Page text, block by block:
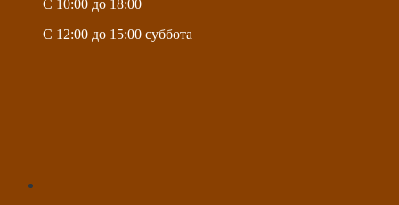
C 10:00 до 18:00
C 12:00 до 15:00 суббота